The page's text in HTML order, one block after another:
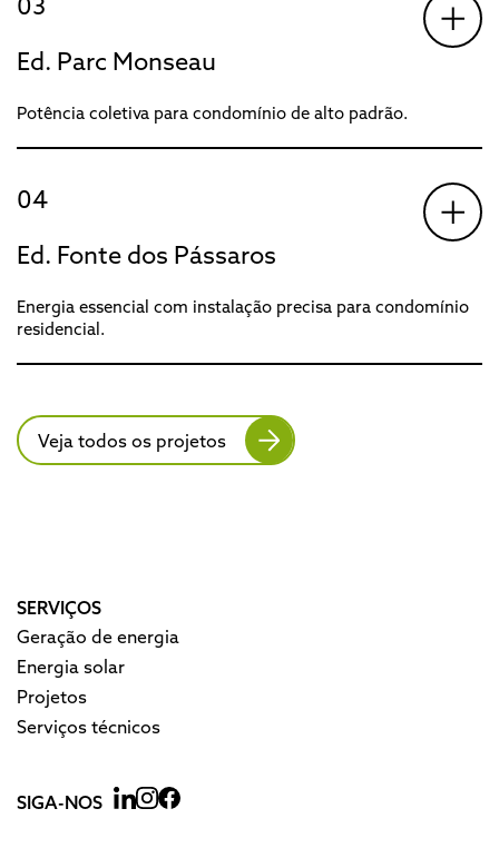
Ed. Parc Monseau
Potência coletiva para condomínio de alto padrão.
04
Ed. Fonte dos Pássaros
Energia essencial com instalação precisa para condomínio
residencial.
Veja todos os projetos
SERVIÇOS
Geração de energia
Energia solar
Projetos
Serviços técnicos
SIGA-NOS